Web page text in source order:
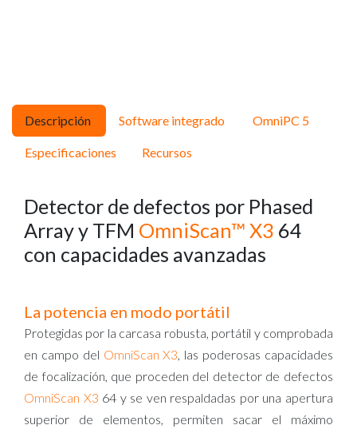
Descripción Software integrado OmniPC 5
Especificaciones Recursos
Detector de defectos por Phased
Array y TFM OmniScan™ X3 64
con capacidades avanzadas
La potencia en modo portátil
Protegidas por la carcasa robusta, portátil y comprobada
en campo del OmniScan X3, las poderosas capacidades
de focalización, que proceden del detector de defectos
OmniScan X3 64 y se ven respaldadas por una apertura
superior de elementos, permiten sacar el máximo